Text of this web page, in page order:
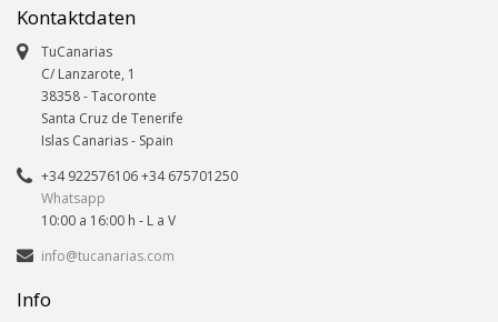
Kontaktdaten
TuCanarias
C/ Lanzarote, 1
38358-Tacoronte
Santa Cruz de Tenerife
Islas Canarias- Spain
+34 922576106 +34 675701250
Whatsapp
10:00 a 16:00 h - L a V
info@tucanarias.com
Info